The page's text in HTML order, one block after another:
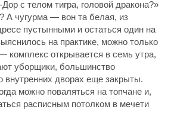
с телом тигра, головой дракона?»
А чугурма — вон та белая, из
пустынными и остаться один на
на практике, можно только
открывается в семь утра,
уборщики, большинство
внутренних дворах еще закрыты.
можно поваляться на топчане и,
расписным потолком в мечети